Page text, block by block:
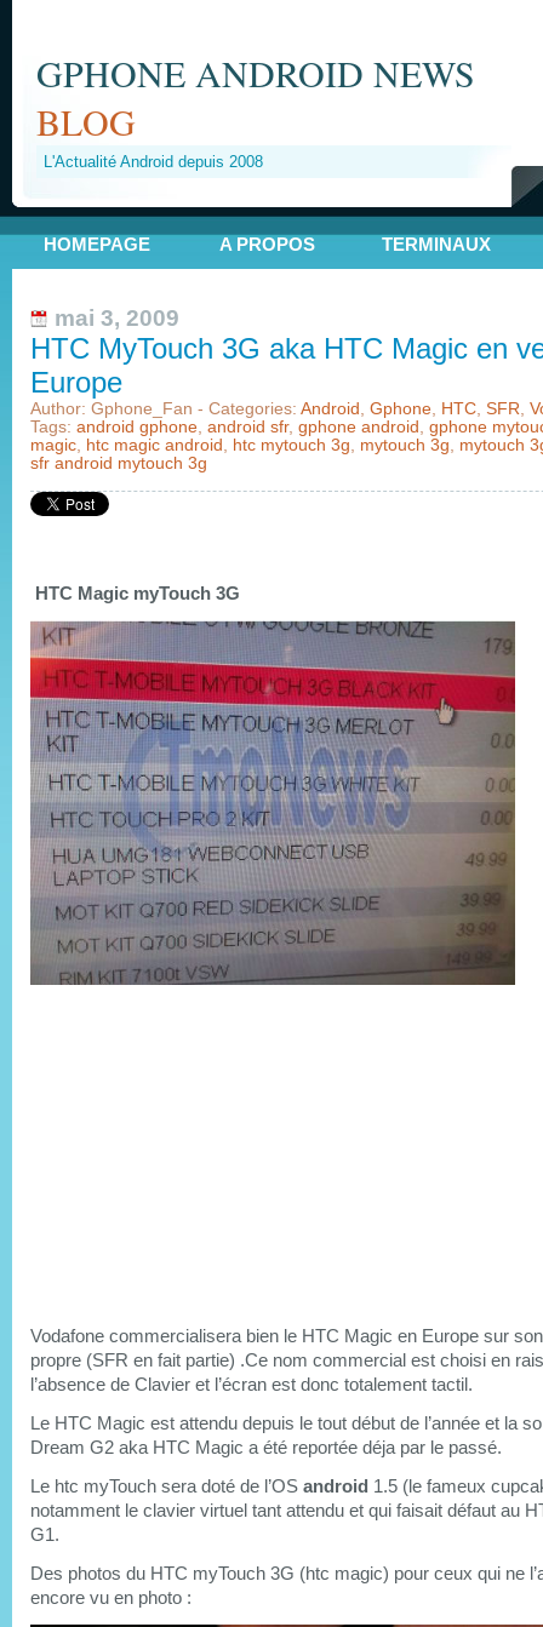
GPHONE ANDROID NEWS
BLOG
L'Actualité Android depuis 2008
HOMEPAGE A PROPOS TERMINAUX
mai 3, 2009
HTC MyTouch 3G aka HTC Magic en
Europe
Author: Gphone_Fan - Categories: Android , Gphone, HTC, SFR,
Tags: android gphone, android sfr, gphone android , gphone
magic, htc magic android , htc mytouch 3g, mytouch 3g, mytouch
sfr android mytouch 3g
HTC Magic myTouch 3G
Vodafone commercialisera bien le HTC Magic en Europe sur
propre (SFR en fait partie) .Ce nom commercial est choisi en
l’absence de Clavier et l’écran est donc totalement tactil.
Le HTC Magic est attendu depuis le tout début de l’année et la
Dream G2 aka HTC Magic a été reportée déja par le passé.
Le htc myTouch sera doté de l’OS android 1.5 (le fameux
notamment le clavier virtuel tant attendu et qui faisait défaut au
G1.
Des photos du HTC myTouch 3G (htc magic) pour ceux qui ne
encore vu en photo :